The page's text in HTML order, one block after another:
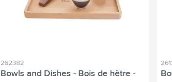
262382
Bowls and Dishes - Bois de hêtre -